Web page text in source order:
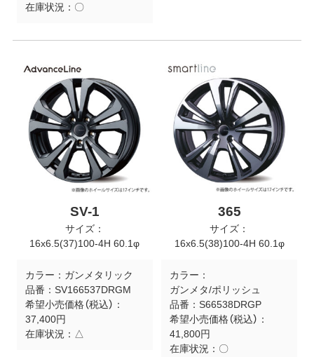
在庫状況： 〇
SV-1
サイズ：
16x6.5(37)100-4H 60.1φ
カラー： ガンメタリック
品番： SV166537DRGM
希望小売価格（税込）：
37,400円
在庫状況： △
365
サイズ：
16x6.5(38)100-4H 60.1φ
カラー：
ガンメタ/ポリッシュ
品番： S66538DRGP
希望小売価格（税込）：
41,800円
在庫状況： 〇